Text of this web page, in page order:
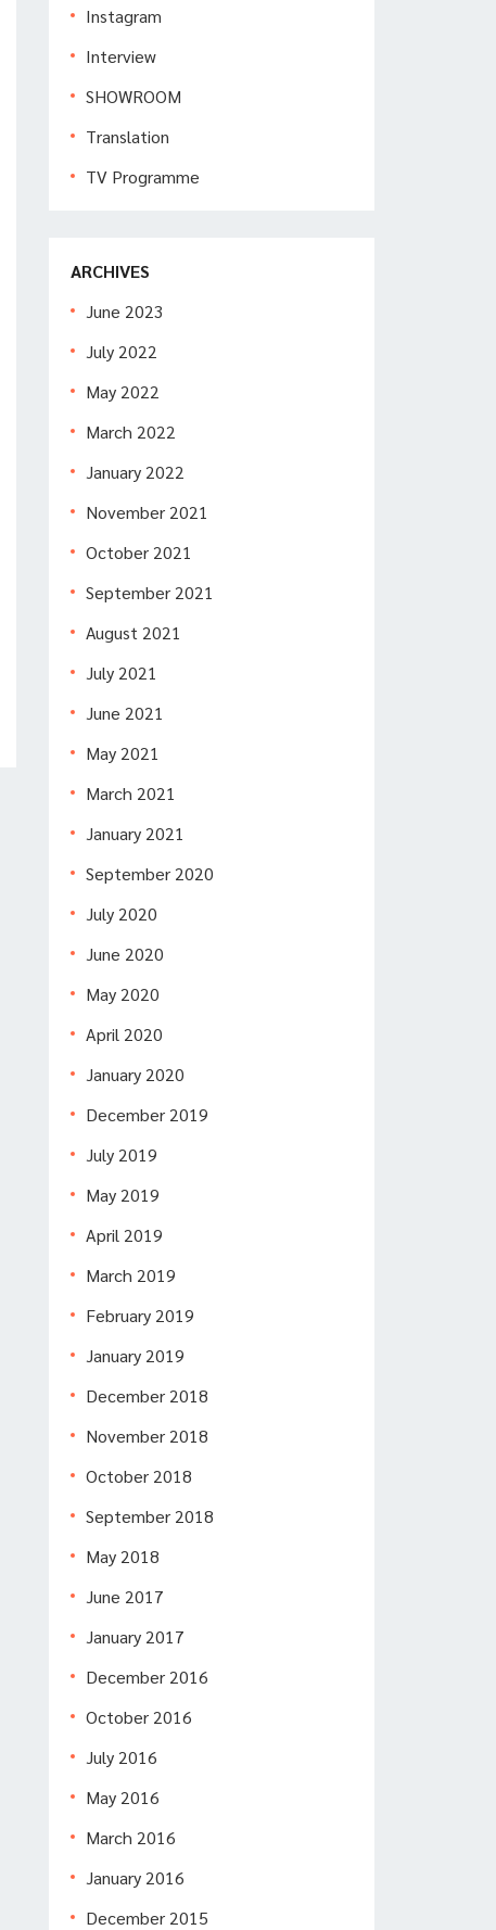
Instagram
Interview
SHOWROOM
Translation
TV Programme
ARCHIVES
June 2023
July 2022
May 2022
March 2022
January 2022
November 2021
October 2021
September 2021
August 2021
July 2021
June 2021
May 2021
March 2021
January 2021
September 2020
July 2020
June 2020
May 2020
April 2020
January 2020
December 2019
July 2019
May 2019
April 2019
March 2019
February 2019
January 2019
December 2018
November 2018
October 2018
September 2018
May 2018
June 2017
January 2017
December 2016
October 2016
July 2016
May 2016
March 2016
January 2016
December 2015